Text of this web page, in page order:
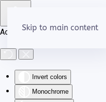
Accessibility Tools
Invert colors
Monochrome
Skip to main content